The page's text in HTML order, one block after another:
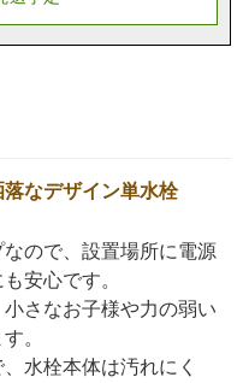
なデザイン単水栓
ので、設置場所に電源
安心です。
さなお子様や力の弱い
。
水栓本体は汚れにく